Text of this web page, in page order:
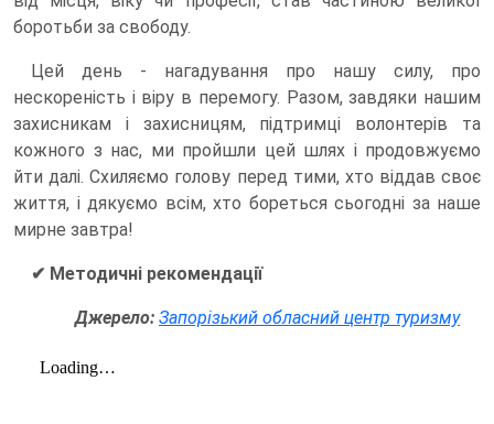
боротьби за свободу.
Цей день - нагадування про нашу силу, про
нескореність і віру в перемогу. Разом, завдяки нашим
захисникам і захисницям, підтримці волонтерів та
кожного з нас, ми пройшли цей шлях і продовжуємо
йти далі. Схиляємо голову перед тими, хто віддав своє
життя, і дякуємо всім, хто бореться сьогодні за наше
мирне завтра!
✔ Методичні рекомендації
Джерело: Запорізький обласний центр туризму